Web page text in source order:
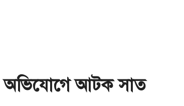
অভিযোগে আটক সাত